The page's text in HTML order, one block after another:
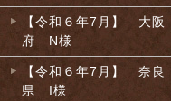
【令和６年7月】 大阪
府 N様
【令和６年7月】 奈良
県 I様